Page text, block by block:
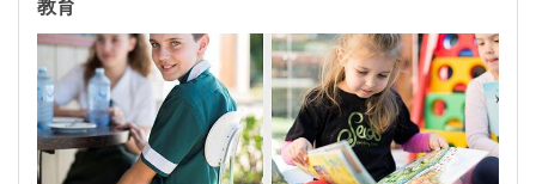
教育